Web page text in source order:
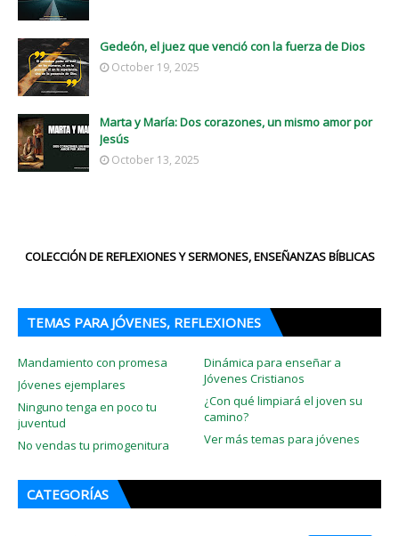
Gedeón, el juez que venció con la fuerza de Dios
October 19, 2025
Marta y María: Dos corazones, un mismo amor por
Jesús
October 13, 2025
COLECCIÓN DE REFLEXIONES Y SERMONES, ENSEÑANZAS BÍBLICAS
TEMAS PARA JÓVENES, REFLEXIONES
Mandamiento con promesa
Dinámica para enseñar a
Jóvenes Cristianos
Jóvenes ejemplares
¿Con qué limpiará el joven su
camino?
Ninguno tenga en poco tu
juventud
Ver más temas para jóvenes
No vendas tu primogenitura
CATEGORÍAS